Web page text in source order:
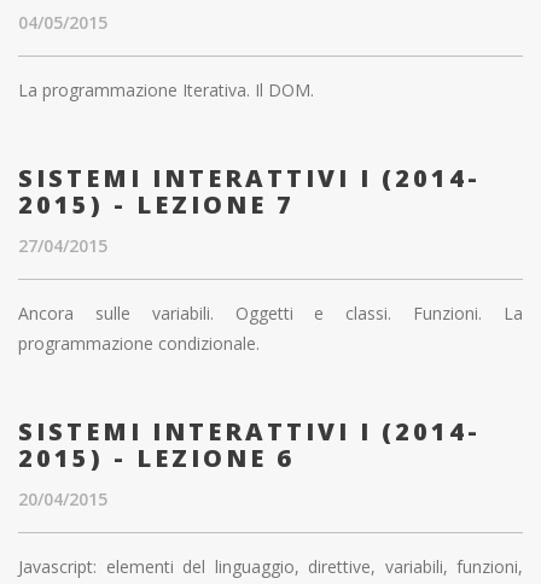
04/05/2015
La programmazione Iterativa. Il DOM.
SISTEMI INTERATTIVI I (2014-
2015) - LEZIONE 7
27/04/2015
Ancora sulle variabili. Oggetti e classi. Funzioni. La
programmazione condizionale.
SISTEMI INTERATTIVI I (2014-
2015) - LEZIONE 6
20/04/2015
Javascript: elementi del linguaggio, direttive, variabili, funzioni,